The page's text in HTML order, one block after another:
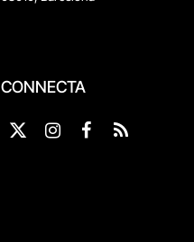
CONNECTA
X
InstagramFacebook
RSS